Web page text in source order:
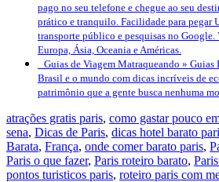
pago no seu telefone e chegue ao seu
prático e tranquilo. Facilidade para pegar
transporte público e pesquisas no
Europa, Ásia, Oceania e Américas.
Guias de Viagem Matraqueando » Guias
Brasil e o mundo com dicas incríveis de
patrimônio que a gente busca nenhuma
atrações gratis paris, como gastar pouco
sena, Dicas de Paris, dicas hotel barato
Barata, França, onde comer barato paris,
Paris o que fazer, Paris roteiro barato,
pontos turisticos paris, roteiro paris com